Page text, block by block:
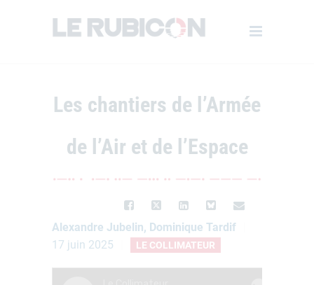
Les chantiers de l’Armée
de l’Air et de l’Espace
Alexandre Jubelin, Dominique Tardif
17 juin 2025
LE COLLIMATEUR